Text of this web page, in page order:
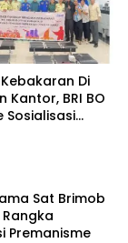
Di
Kantor, BRI BO
Sosialisasi
Sat Brimob
Premanisme